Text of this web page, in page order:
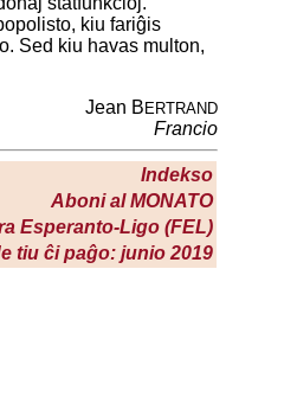
kiu fariĝis
Sed kiu havas multon,
Jean B ERTRAND
Francio
Indekso
Aboni al MONATO
Esperanto-Ligo (FEL)
tiu ĉi paĝo: junio 2019